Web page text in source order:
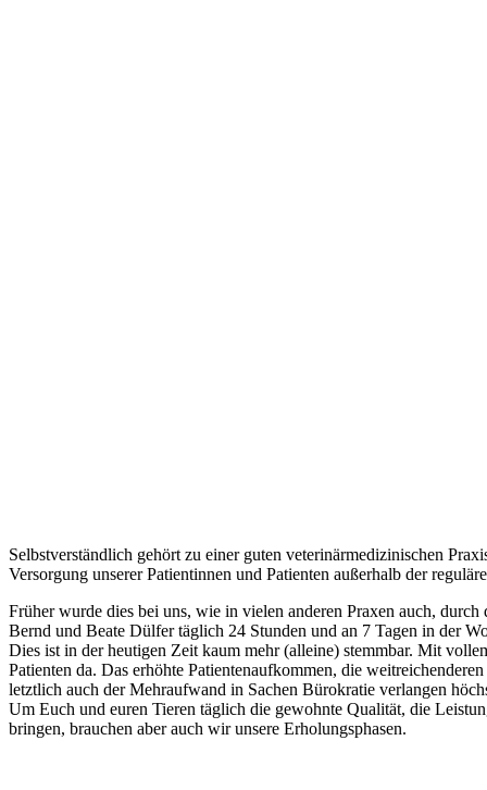
Selbstverständlich gehört zu einer guten veterinärmedizinischen
Versorgung unserer Patientinnen und Patienten außerhalb der
Früher wurde dies bei uns, wie in vielen anderen Praxen auch,
Bernd und Beate Dülfer täglich 24 Stunden und an 7 Tagen in der
Dies ist in der heutigen Zeit kaum mehr (alleine) stemmbar. Mit
Patienten da. Das erhöhte Patientenaufkommen, die
letztlich auch der Mehraufwand in Sachen Bürokratie verlangen
Um Euch und euren Tieren täglich die gewohnte Qualität, die
bringen, brauchen aber auch wir unsere Erholungsphasen.